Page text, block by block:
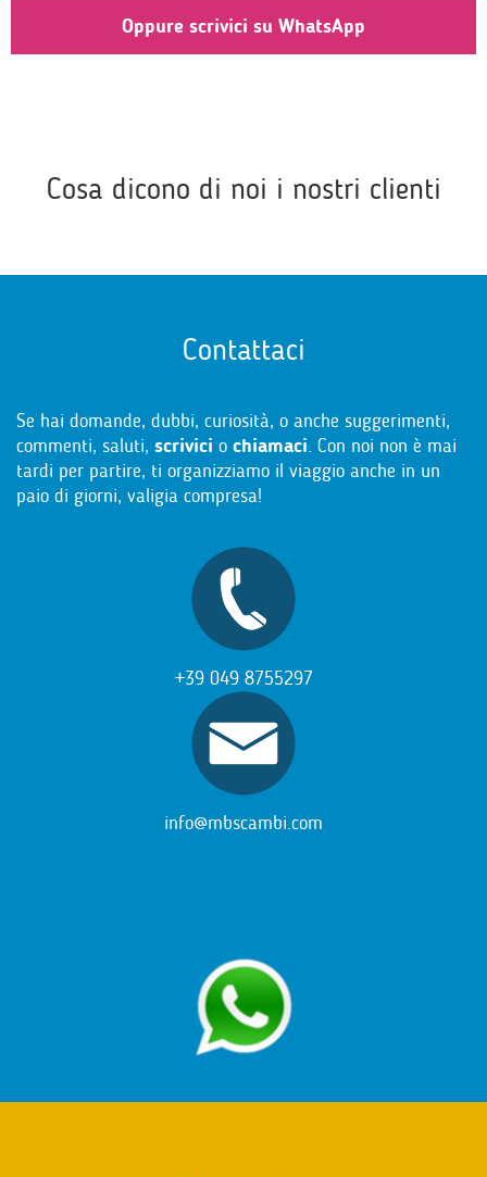
Oppure scrivici su WhatsApp
Cosa dicono di noi i nostri clienti
Contattaci
Se hai domande, dubbi, curiosità, o anche suggerimenti,
commenti, saluti, scrivici o chiamaci. Con noi non è mai
tardi per partire, ti organizziamo il viaggio anche in un
paio di giorni, valigia compresa!
+39 049 8755297
info@mbscambi.com